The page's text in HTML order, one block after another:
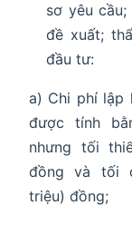
sơ yêu
đề xuất;
đầu tư:
a) Chi phí lập
được tính
nhưng tối
đồng và tối
triệu) đồng;